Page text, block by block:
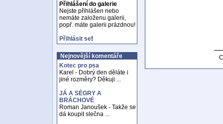
Přihlášení do galerie
Nejste přihlášen nebo
nemáte založenu galerii,
popř. máte galerii prázdnou!
Přihlásit se!
Nejnovější komentáře
Kotec pro psa
Karel - Dobrý den děláte i
jiné rozměry? Děkuji ...
JÁ A SÉGRY A
BRÁCHOVÉ
Roman Janoušek - Takže se
dá koupit slečna ...